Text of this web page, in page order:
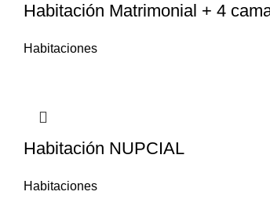
Habitación Matrimonial + 4
Habitaciones
Habitación NUPCIAL
Habitaciones